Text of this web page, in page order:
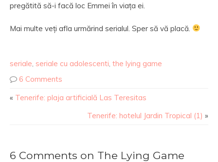
pregătită să-i facă loc Emmei în viața ei.
Mai multe veți afla urmărind serialul. Sper să vă placă.
seriale seriale cu adolescenti the lying game
6 Comments
« Tenerife: plaja artificială Las Teresitas
Tenerife: hotelul Jardin Tropical (1) »
6 Comments on The Lying Game